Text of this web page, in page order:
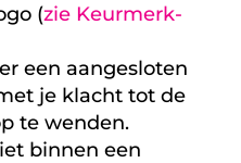
(zie Keurmerk-
een aangesloten
je klacht tot de
te wenden.
binnen een